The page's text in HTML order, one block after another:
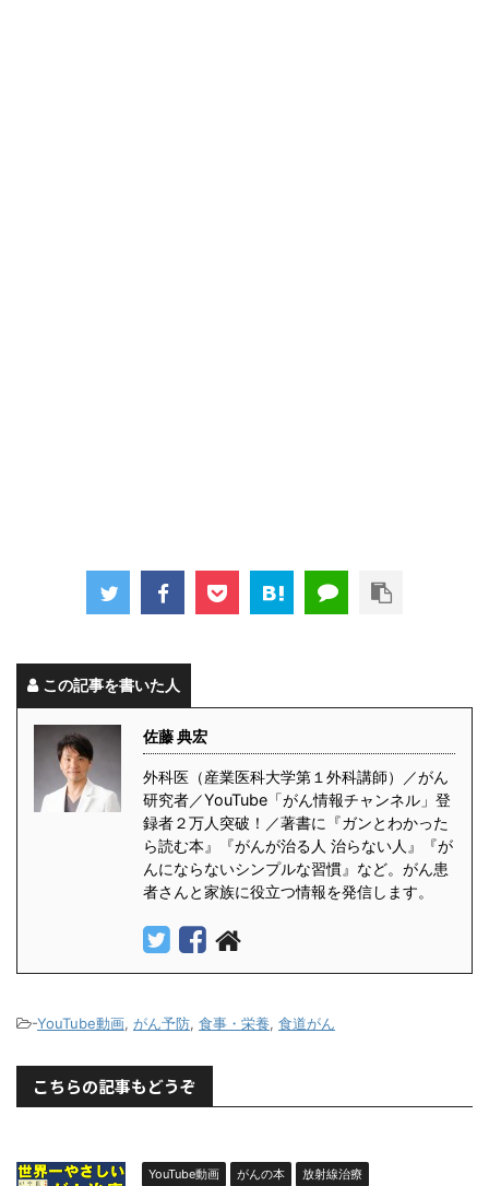
この記事を書いた人
佐藤 典宏
外科医（産業医科大学第１外科講師）／がん
研究者／YouTube「がん情報チャンネル」登
録者２万人突破！／著書に『ガンとわかった
ら読む本』『がんが治る人 治らない人』『が
んにならないシンプルな習慣』など。がん患
者さんと家族に役立つ情報を発信します。
-YouTube動画, がん予防, 食事・栄養, 食道がん
こちらの記事もどうぞ
YouTube動画 がんの本 放射線治療